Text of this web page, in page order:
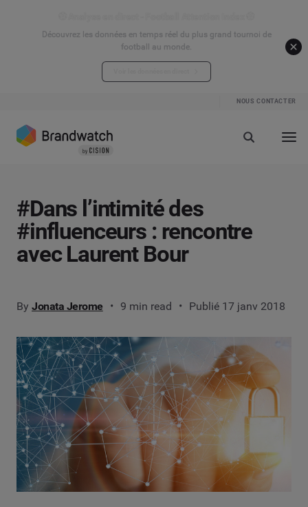
Découvrez les données en temps réel du plus grand tournoi de
football au monde.
NOUS CONTACTER
#Dans l’intimité des
#influenceurs : rencontre
avec Laurent Bour
By Jonata Jerome 9 min read Publié 17 janv 2018